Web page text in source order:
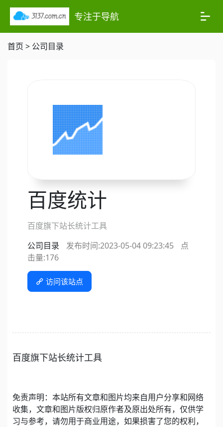
专注于导航
首页 > 公司目录
百度统计
百度旗下站长统计工具
公司目录
发布时间:2023-05-04 09:23:45
点
击量:176
访问该站点
百度旗下站长统计工具
免责声明：本站所有文章和图片均来自用户分享和网络
收集，文章和图片版权归原作者及原出处所有，仅供学
习与参考，请勿用于商业用途，如果损害了您的权利，